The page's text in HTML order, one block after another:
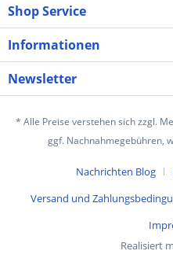
Shop Service
Informationen
Newsletter
* Alle Preise verstehen sich zzgl.
ggf. Nachnahmegebühren,
Nachrichten Blog
Versand und
Realisiert